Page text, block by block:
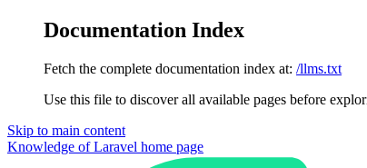
Documentation Index
Fetch the complete documentation index at: /llms.txt
Use this file to discover all available pages before
Skip to main content
Knowledge of Laravel home page